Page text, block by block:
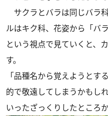
サクラとバラは同じバラ
ルはキク科、花姿から「バ
という視点で見ていくと、
す。
「品種名から覚えようとす
的で敬遠してしまうかもし
いったざっくりしたところ